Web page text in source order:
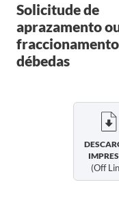
Solicitude de
aprazamento
débedas
(off